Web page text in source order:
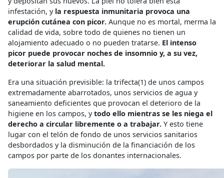
infestación, y la respuesta inmunitaria provoca una
erupción cutánea con picor. Aunque no es mortal, merma la
calidad de vida, sobre todo de quienes no tienen un
alojamiento adecuado o no pueden tratarse. El intenso
picor puede provocar noches de insomnio y, a su vez,
deteriorar la salud mental.
Era una situación previsible: la trifecta(1) de unos campos
extremadamente abarrotados, unos servicios de agua y
saneamiento deficientes que provocan el deterioro de la
higiene en los campos, ytodo ello mientras se les niega el
derecho a circular libremente o a trabajar. Y esto tiene
lugar con el telón de fondo de unos servicios sanitarios
desbordados y la disminución de la financiación de los
campos por parte de los donantes internacionales.